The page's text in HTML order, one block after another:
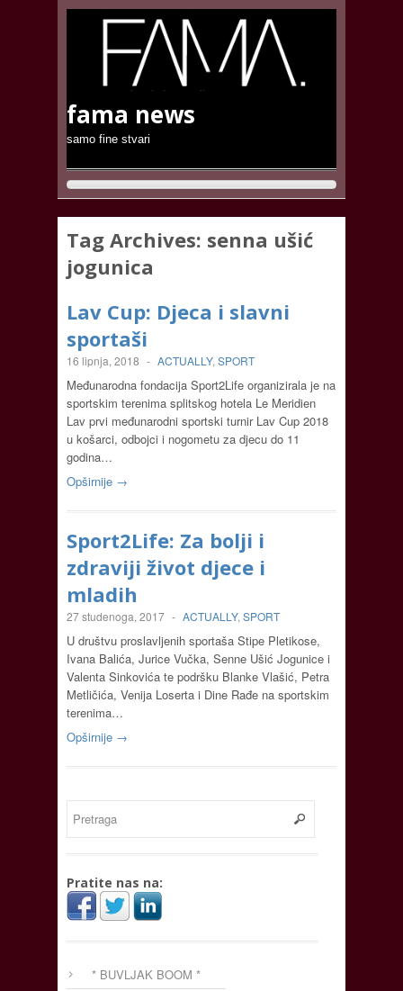
fama news
samo fine stvari
Tag Archives: senna ušić
jogunica
Lav Cup: Djeca i slavni
sportaši
16 lipnja, 2018 - ACTUALLY, SPORT
Međunarodna fondacija Sport2Life organizirala je na
sportskim terenima splitskog hotela Le Meridien
Lav prvi međunarodni sportski turnir Lav Cup 2018
u košarci, odbojci i nogometu za djecu do 11
godina…
Opširnije →
Sport2Life: Za bolji i
zdraviji život djece i
mladih
27 studenoga, 2017 - ACTUALLY, SPORT
U društvu proslavljenih sportaša Stipe Pletikose,
Ivana Balića, Jurice Vučka, Senne Ušić Jogunice i
Valenta Sinkovića te podršku Blanke Vlašić, Petra
Metličića, Venija Loserta i Dine Rađe na sportskim
terenima…
Opširnije →
Pratite nas na:
* BUVLJAK BOOM *